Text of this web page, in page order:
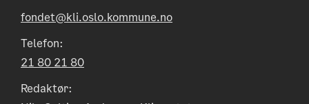
fondet@kli.oslo.kommune.no
Telefon:
21 80 21 80
Redaktør: